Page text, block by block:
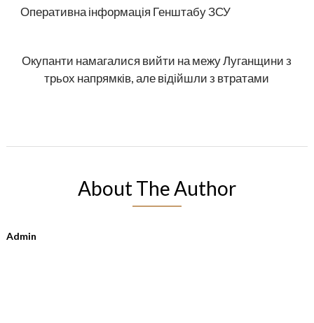
Оперативна інформація Генштабу ЗСУ
Окупанти намагалися вийти на межу Луганщини з
трьох напрямків, але відійшли з втратами
About The Author
Admin